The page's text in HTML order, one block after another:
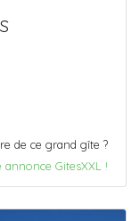
de ce grand gîte ?
annonce GitesXXL !